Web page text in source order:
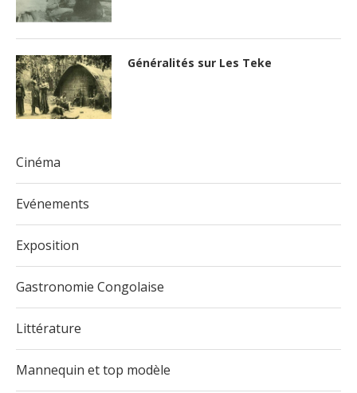
Généralités sur Les Teke
Cinéma
Evénements
Exposition
Gastronomie Congolaise
Littérature
Mannequin et top modèle